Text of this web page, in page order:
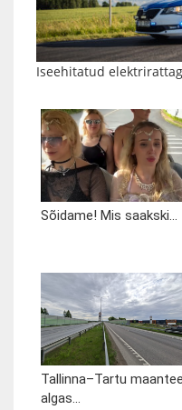
Iseehitatud
Sõidame! Mis saakski...
Tallinna–Tartu
algas...